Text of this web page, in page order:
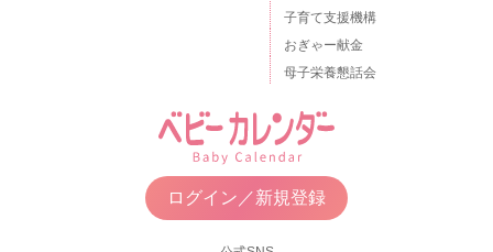
子育て支援機構
おぎゃー献金
母子栄養懇話会
ログイン／新規登録